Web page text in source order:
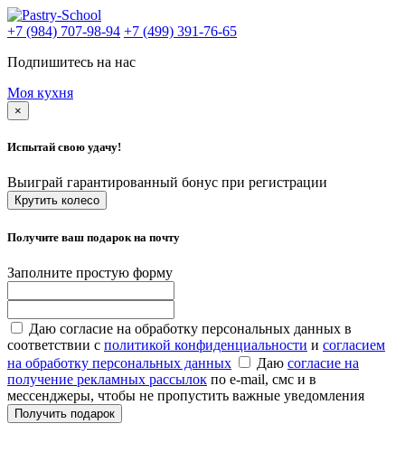
+7 (984) 707-98-94 +7 (499) 391-76-65
Подпишитесь на нас
Моя кухня
×
Испытай свою удачу!
Выиграй гарантированный бонус при регистрации
Крутить колесо
Получите ваш подарок на почту
Заполните простую форму
Даю согласие на обработку персональных данных в
соответствии с политикой конфиденциальности и согласием
на обработку персональных данных
Даю согласие на
получение рекламных рассылок по e-mail, смс и в
мессенджеры, чтобы не пропустить важные уведомления
Получить подарок